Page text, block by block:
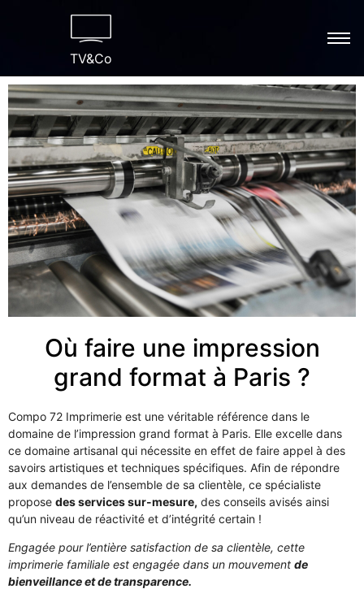
TV&Co
Où faire une impression
grand format à Paris ?
Compo 72 Imprimerie est une véritable référence dans le
domaine de l’impression grand format à Paris. Elle excelle dans
ce domaine artisanal qui nécessite en effet de faire appel à des
savoirs artistiques et techniques spécifiques. Afin de répondre
aux demandes de l’ensemble de sa clientèle, ce spécialiste
propose des services sur-mesure, des conseils avisés ainsi
qu’un niveau de réactivité et d’intégrité certain !
Engagée pour l’entière satisfaction de sa clientèle, cette
imprimerie familiale est engagée dans un mouvement de
bienveillance et de transparence.